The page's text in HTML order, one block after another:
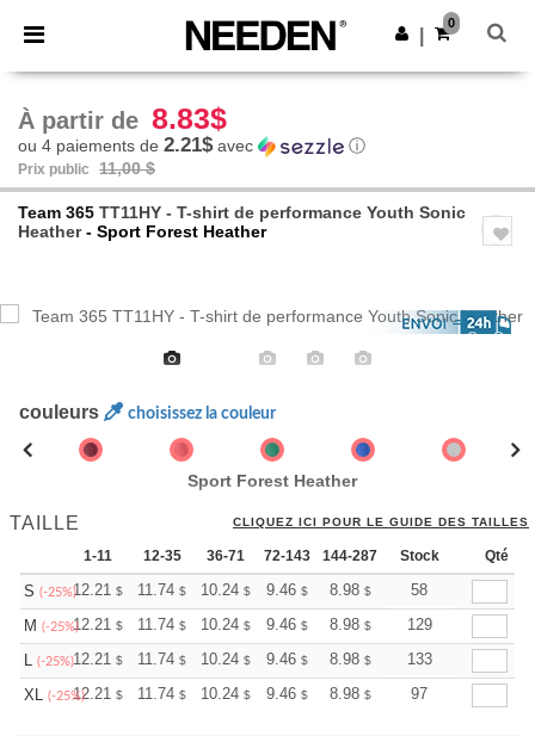
× Appli Needen
Meilleurs prix sur l’app !
Obtenir l'appli
0
Next
À partir de 8.83$
ou 4 paiements de 2.21$avec ⓘ
Prix public 11,00 $
Team 365 TT11HY - T-shirt de performance Youth Sonic
Heather- Sport Forest Heather
couleurs choisissez la couleur
Sport Forest Heather
TAILLE CLIQUEZ ICI POUR LE GUIDE DES TAILLES
1-11 12-35 36-71 72-143 144-287 288 +
Stock Qté
S (-25%)12.21 $ 11.74 $ 10.24 $ 9.46 $ 8.98 $ 8.83 $
58
M (-25%)12.21 $ 11.74 $ 10.24 $ 9.46 $ 8.98 $ 8.83 $
129
L (-25%)12.21 $ 11.74 $ 10.24 $ 9.46 $ 8.98 $ 8.83 $
133
XL (-25%)12.21 $ 11.74 $ 10.24 $ 9.46 $ 8.98 $ 8.83 $
97